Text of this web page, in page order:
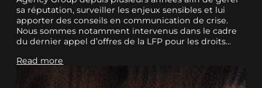
sa réputation, surveiller les enjeux sensibles et lui
apporter des conseils en communication de crise.
Nous sommes notamment intervenus dans le cadre
du dernier appel d’offres de la LFP pour les droits…
Read more